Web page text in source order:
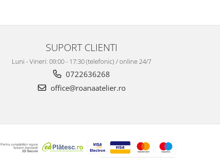
SUPORT CLIENTI
Luni - Vineri: 09:00 - 17:30 (telefonic) / online 24/7
0722636268
office@roanaatelier.ro